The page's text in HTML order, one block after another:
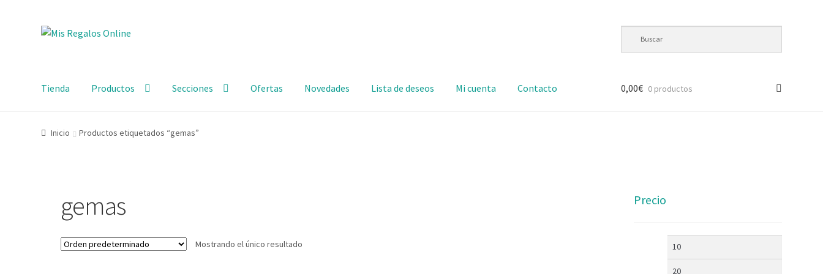
Tienda Productos Secciones Ofertas Novedades Lista de deseos Mi cuenta Contacto 0,00€ 0 productos
Inicio Productos etiquetados “gemas”
gemas
Mostrando el único resultado
Precio